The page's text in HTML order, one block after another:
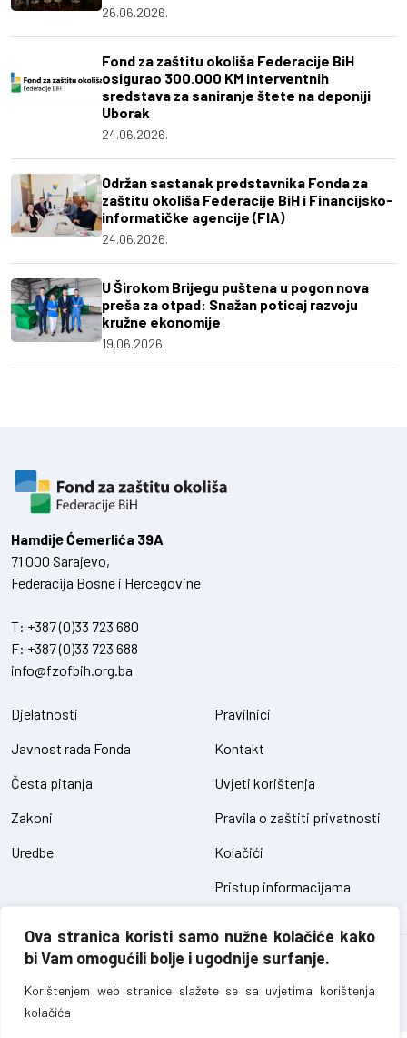
Ova stranica koristi samo nužne kolačiće kako
bi Vam omogućili bolje i ugodnije surfanje.
Korištenjem web stranice slažete se sa uvjetima korištenja
kolačića
26.06.2026.
Fond za zaštitu okoliša Federacije BiH
osigurao 300.000 KM interventnih
sredstava za saniranje štete na deponiji
Uborak
24.06.2026.
Održan sastanak predstavnika Fonda za
zaštitu okoliša Federacije BiH i Financijsko-
informatičke agencije (FIA)
24.06.2026.
U Širokom Brijegu puštena u pogon nova
preša za otpad: Snažan poticaj razvoju
kružne ekonomije
19.06.2026.
Hamdiје Ćemerlića 39A
71 000 Sarajevo,
Federacija Bosne i Hercegovine
T: +387 (0)33 723 680
F: +387 (0)33 723 688
info@fzofbih.org.ba
Djelatnosti
Javnost rada Fonda
Česta pitanja
Zakoni
Uredbe
Pravilnici
Kontakt
Uvjeti korištenja
Pravila o zaštiti privatnosti
Kolačići
Pristup informacijama
Fond za zaštitu okoliša FBiH – sva prava pridržana // design and